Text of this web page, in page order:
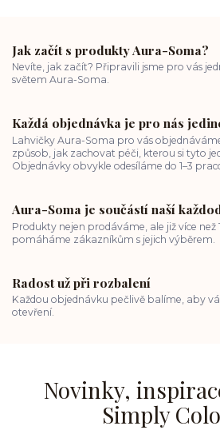
Jak začít s produkty Aura-Soma?
Nevíte, jak začít? Připravili jsme pro vás
světem Aura-Soma.
Každá objednávka je pro nás
Lahvičky Aura-Soma pro vás
způsob, jak zachovat péči, kterou si tyto
Objednávky obvykle odesíláme do 1–3
Aura-Soma je součástí naší
Produkty nejen prodáváme, ale již více než
pomáháme zákazníkům s jejich výběrem.
Radost už při rozbalení
Každou objednávku pečlivě balíme, aby
otevření.
Novinky,
Simply